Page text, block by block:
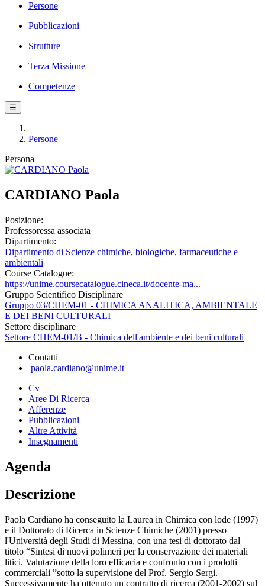
Persone
Pubblicazioni
Strutture
Terza Missione
Competenze
☰
Persone
Persona
CARDIANO Paola
Posizione:
Professoressa associata
Dipartimento:
Dipartimento di Scienze chimiche, biologiche, farmaceutiche e
ambientali
Course Catalogue:
https://unime.coursecatalogue.cineca.it/docente-ma...
Gruppo Scientifico Disciplinare
Gruppo 03/CHEM-01 - CHIMICA ANALITICA, AMBIENTALE
E DEI BENI CULTURALI
Settore disciplinare
Settore CHEM-01/B - Chimica dell'ambiente e dei beni culturali
Contatti
paola.cardiano@unime.it
Cv
Aree Di Ricerca
Afferenze
Pubblicazioni
Altre Attività
Insegnamenti
Agenda
Descrizione
Paola Cardiano ha conseguito la Laurea in Chimica con lode (1997)
e il Dottorato di Ricerca in Scienze Chimiche (2001) presso
l'Università degli Studi di Messina, con una tesi di dottorato dal
titolo “Sintesi di nuovi polimeri per la conservazione dei materiali
litici. Valutazione della loro efficacia e confronto con i prodotti
commerciali ”sotto la supervisione del Prof. Sergio Sergi.
Successivamente ha ottenuto un contratto di ricerca (2001-2002) sul